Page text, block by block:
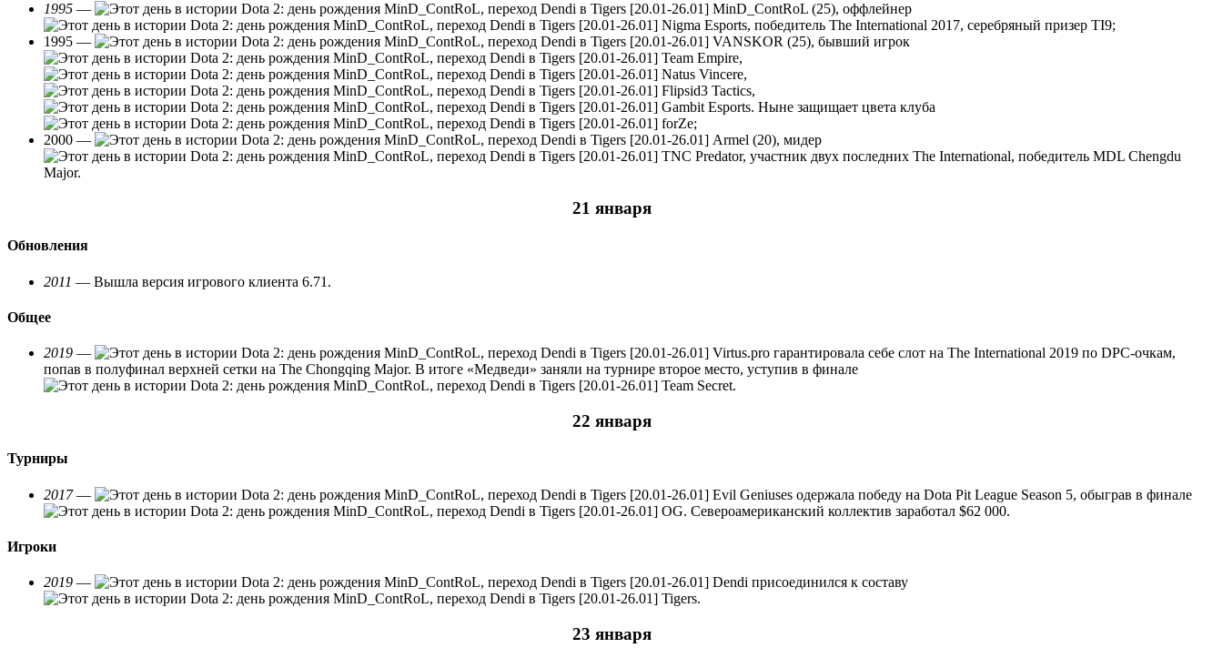
1995 —
MinD_ContRoL (25), оффлейнер
Nigma Esports, победитель The International 2017, серебряный призер TI9;
1995 —
VANSKOR (25), бывший игрок
Team Empire,
Natus Vincere,
Flipsid3 Tactics,
Gambit Esports. Ныне защищает цвета клуба
forZe;
2000 —
Armel (20), мидер
TNC Predator, участник двух последних The International, победитель MDL Chengdu
Major.
21 января
Обновления
2011 — Вышла версия игрового клиента 6.71.
Общее
2019 —
Virtus.pro гарантировала себе слот на The International 2019 по DPC-очкам,
попав в полуфинал верхней сетки на The Chongqing Major. В итоге «Медведи» заняли на турнире второе место, уступив в финале
Team Secret.
22 января
Турниры
2017—
Evil Geniuses одержала победу на Dota Pit League Season 5, обыграв в финале
OG. Североамериканский коллектив заработал $62 000.
Игроки
2019 —
Dendi присоединился к составу
Tigers.
23 января